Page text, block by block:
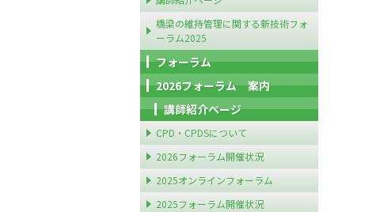
橋梁の維持管理に関する新技術フォ
ーラム2025
フォーラム
2026フォーラム 案内
講師紹介ページ
CPD・CPDSについて
2026フォーラム開催状況
2025オンラインフォーラム
2025フォーラム開催状況